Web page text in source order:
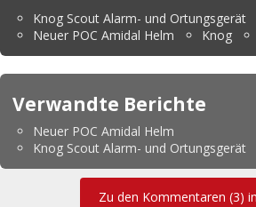
Knog Scout Alarm- und Ortungsgerät
Neuer POC Amidal Helm
Knog
Verwandte Berichte
Neuer POC Amidal Helm
Knog Scout Alarm- und Ortungsgerät